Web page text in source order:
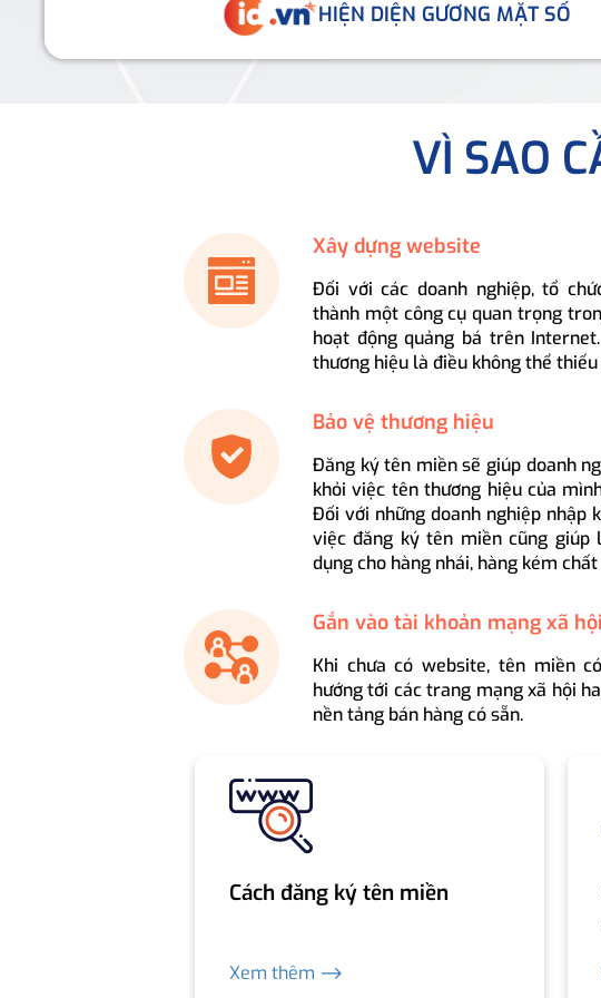
HIỆN DIỆN GƯƠNG MẶT SỐ
VÌ SAO
Xây dựng website
Đối với các doanh nghiệp, tổ
thành một công cụ quan trọng
hoạt động quảng bá trên
thương hiệu là điều không thể
Bảo vệ thương hiệu
Đăng ký tên miền sẽ giúp doanh
khỏi việc tên thương hiệu của
Đối với những doanh nghiệp nhập
việc đăng ký tên miền cũng
dụng cho hàng nhái, hàng kém
Gắn vào tài khoản mạng xã
Khi chưa có website, tên miền
hướng tới các trang mạng xã hội
nền tảng bán hàng có sẵn.
Cách đăng ký tên miền
Xem thêm ⟶